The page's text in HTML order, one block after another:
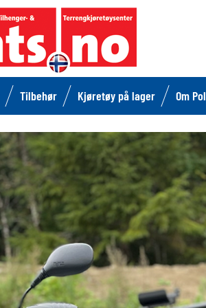
Tilbehør Kjøretøy på lager Om